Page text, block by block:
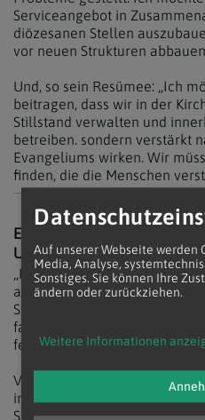
Serviceangebot in
diözesanen Stellen
vor neuen Strukturen
Und, so sein Resümee: „Ich
beitragen, dass wir in der
Stillstand verwalten und
betreiben. sondern verstärkt
Evangeliums wirken. Wir
finden, die die Menschen
ELISABETH
URLAUB
„Kurz nach Ostern war ich
auf Urlaub. Dort – auf La
Sonntagsmesse mit. Wir
fasziniert. Die Kirche war sehr
festlich gekleidet und alle
Vor Beginn der Heiligen
in den Altarraum, nahm das
Sonntag! Christus, der Herr,
Auf unserer Webseite werden
Media, Analyse,
Sonstiges. Sie können Ihre
ändern oder zurückziehen.
Weitere Informationen